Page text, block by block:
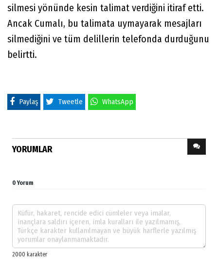
silmesi yönünde kesin talimat verdiğini itiraf etti.
Ancak Cumalı, bu talimata uymayarak mesajları
silmediğini ve tüm delillerin telefonda durduğunu
belirtti.
Paylaş Tweetle WhatsApp
YORUMLAR
0 Yorum